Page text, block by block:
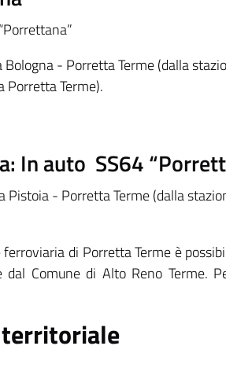
Bologna - Porretta Terme (dalla
Porretta Terme).
In auto SS64
Pistoia - Porretta Terme (dalla
di Porretta Terme è
dal Comune di Alto Reno Terme.